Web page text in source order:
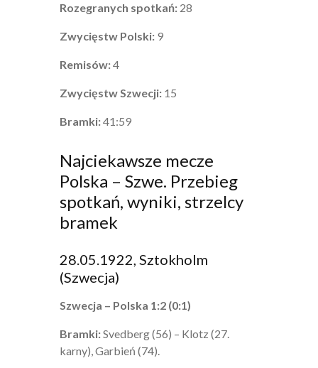
Rozegranych spotkań: 28
Zwycięstw Polski: 9
Remisów:4
Zwycięstw Szwecji: 15
Bramki:41:59
Najciekawsze mecze
Polska – Szwe. Przebieg
spotkań, wyniki, strzelcy
bramek
28.05.1922, Sztokholm
(Szwecja)
Szwecja – Polska 1:2 (0:1)
Bramki:Svedberg (56) – Klotz (27.
karny), Garbień (74).